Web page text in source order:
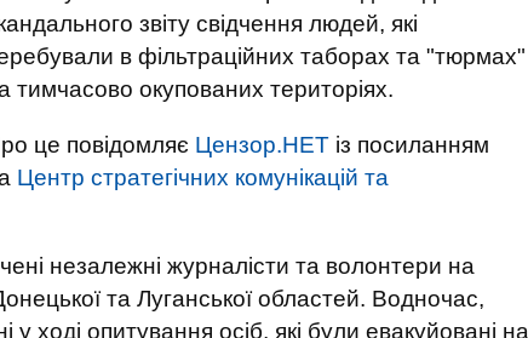
звіту свідчення людей, які
в фільтраційних таборах та "тюрмах"
тимчасово окупованих територіях.
це повідомляє Цензор.НЕТ із посиланням
Центр стратегічних комунікацій та
незалежні журналісти та волонтери на
та Луганської областей. Водночас,
у ході опитування осіб, які були евакуйовані на